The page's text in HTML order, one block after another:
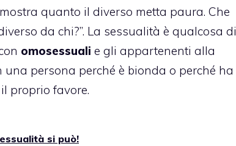
quanto il diverso metta paura. Che
da chi?”. La sessualità è qualcosa di
omosessuali e gli appartenenti alla
una persona perché è bionda o perché ha
proprio favore.
si può!